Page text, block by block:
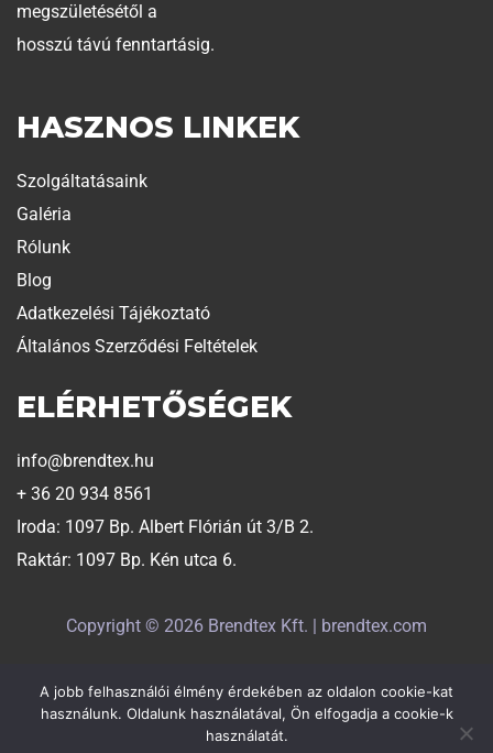
megszületésétől a
hosszú távú fenntartásig.
HASZNOS LINKEK
Szolgáltatásaink
Galéria
Rólunk
Blog
Adatkezelési Tájékoztató
Általános Szerződési Feltételek
ELÉRHETŐSÉGEK
info@brendtex.hu
+ 36 20 934 8561
Iroda: 1097 Bp. Albert Flórián út 3/B 2.
Raktár: 1097 Bp. Kén utca 6.
Copyright © 2026 Brendtex Kft. | brendtex.com
Weboldalt készítette:Exaline
A jobb felhasználói élmény érdekében az oldalon cookie-kat
használunk. Oldalunk használatával, Ön elfogadja a cookie-k
használatát.